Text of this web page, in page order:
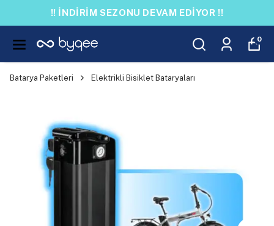
!! İNDİRİM SEZONU DEVAM EDİYOR !!
0
Batarya Paketleri Elektrikli Bisiklet Bataryaları